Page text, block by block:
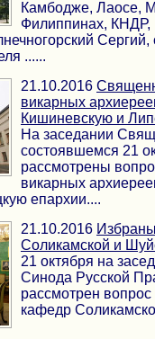
Камбодже, Лаосе,
Филиппинах, КНДР,
......
21.10.2016
викарных
Кишиневскую и
На заседании
состоявшемся 21
рассмотрены
викарных
епархии....
21.10.2016
Соликамской и
21 октября на
Синода Русской
рассмотрен
кафедр